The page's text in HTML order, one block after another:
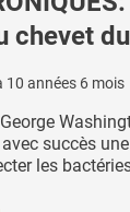
chevet
10 années 6 mois
succès
les